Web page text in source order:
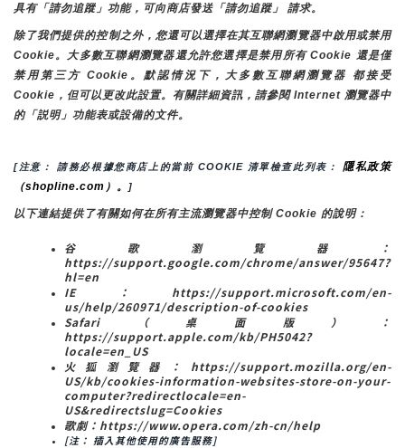
具有「請勿追蹤」功能，可向商店發送「請勿追蹤」 請求。
除了我們提供的控制之外，您還可以選擇在其互聯網瀏覽器中啟用或禁用
Cookie。大多數互聯網瀏覽器還允許您選擇是禁用所有 Cookie 還是僅
禁用第三方 Cookie。默認情況下，大多數互聯網瀏覽器 都接受
Cookie，但可以更改此設置。有關詳細資訊，請參閱 Internet 瀏覽器中
的「説明」功能表或設備的文件。
[注意： 請務必根據您商店上的當前 COOKIE 清單檢查此列表： 隱私政策
（shopline.com）。
]
以下連結提供了有關如何在所有主流瀏覽器中控制 Cookie 的說明：
谷歌瀏覽器：
https://support.google.com/chrome/answer/95647?
hl=en
IE：https://support.microsoft.com/en-
us/help/260971/description-of-cookies
Safari（桌面版）：
https://support.apple.com/kb/PH5042?
locale=en_US
火狐瀏覽器：https://support.mozilla.org/en-
US/kb/cookies-information-websites-store-on-your-
computer?redirectlocale=en-
US&redirectslug=Cookies
歌劇：https://www.opera.com/zh-cn/help
[注： 插入其他使用的廣告服務]